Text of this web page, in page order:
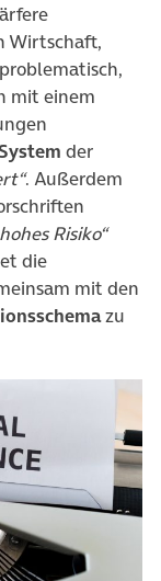
Wirtschaft,
mit einem
der
. Außerdem
Risiko“
die
mit den
zu